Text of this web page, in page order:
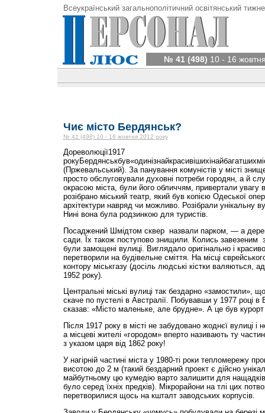
Всеукраїнський загальнополітичний освітянський
№ 41 (498) 10 - 16
Чиє місто Бердянськ?
№ 41 (498) 10 - 16 жовтня 2012 року
Дореволюції1917
(Пржевальський). За панування комуністів у місті
просто обслуговували духовні потреби городян, а й
окрасою міста, були його обличчям, привертали увагу
розібрано міський театр, який був копією Одеської
архітектури навряд чи можливо. Розібрали унікальну
Нині вона була родзинкою для туристів.
Посаджений Шмідтом сквер назвали парком, — а
сади. Їх також поступово знищили. Колись завезеним з
були замощені вулиці. Виглядало оригінально і
перетворили на будівельне сміття. На місці
контору міськгазу (досіль людські кістки валяються,
1952 року).
Центральні міські вулиці так бездарно «замостили»,
скаче по пустелі в Австралії. Побувавши у 1977 році
сказав: «Місто маленьке, але брудне». А це був
Після 1917 року в місті не забудовано жоднєї вулиці
а місцеві жителі «городом» вперто називають ту
з указом царя від 1862 року!
У нагірній частині міста у 1980-ті роки тепломережу
висотою до 2 м (такий бездарний проект є дійсно
майбутньому цю кумедію варто залишити для
було серед їхніх предків). Мікрорайони на тлі цих
перетворилися щось на кшталт заводських корпусів.